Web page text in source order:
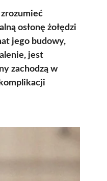
osłonę żołędzi
jego budowy,
jest
zachodzą w